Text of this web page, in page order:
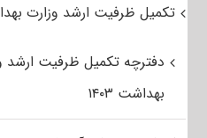
تکمیل ظرفیت ارشد وزارت بهداشت
دفترچه تکمیل ظرفیت ارشد
بهداشت ۱۴۰۳